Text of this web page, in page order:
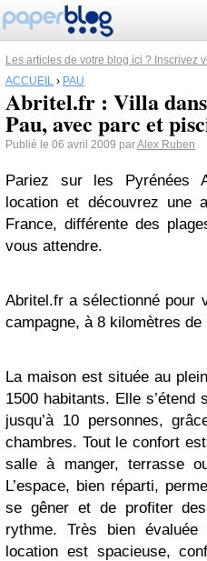
Les articles de votre blog ici ? Inscrivez
ACCUEIL › PAU
Abritel.fr : Villa dans
Pau, avec parc et
Publié le 06 avril 2009 parAlex Ruben
Pariez sur les Pyrénées
location et découvrez une
France, différente des
vous attendre.
Abritel.fr a sélectionné pour
campagne, à 8 kilomètres de
La maison est située au
1500 habitants. Elle s’étend
jusqu’à 10 personnes,
chambres. Tout le confort
salle à manger, terrasse
L’espace, bien réparti,
se gêner et de profiter
rythme. Très bien
location est spacieuse,